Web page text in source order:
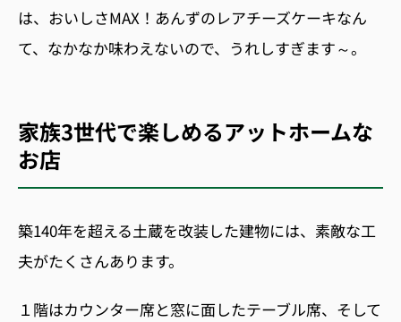
は、おいしさMAX！あんずのレアチーズケーキなん
て、なかなか味わえないので、うれしすぎます～。
家族3世代で楽しめるアットホームな
お店
築140年を超える土蔵を改装した建物には、素敵な工
夫がたくさんあります。
１階はカウンター席と窓に面したテーブル席、そして